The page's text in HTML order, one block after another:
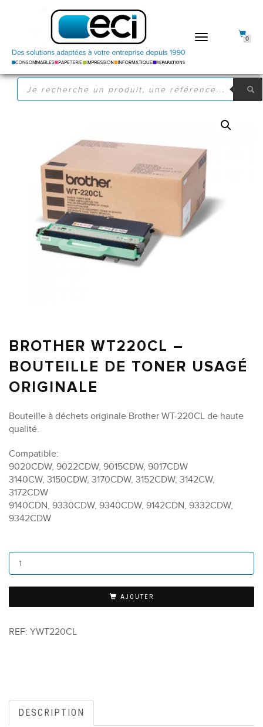
DÉPLIER
RECHERCHE
PRODUITS
0
BROTHER WT220CL –
BOUTEILLE DE TONER USAGÉ
ORIGINALE
Bouteille à déchets originale Brother WT-220CL de haute
qualité.
Compatible:
9020CDW, 9022CDW, 9015CDW, 9017CDW
3140CW, 3150CDW, 3170CDW, 3152CDW, 3142CW,
3172CDW
9140CDN, 9330CDW, 9340CDW, 9142CDN, 9332CDW,
9342CDW
AJOUTER
REF: YWT220CL
DESCRIPTION